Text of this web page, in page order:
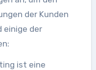
der Kunden
einige der
ist eine